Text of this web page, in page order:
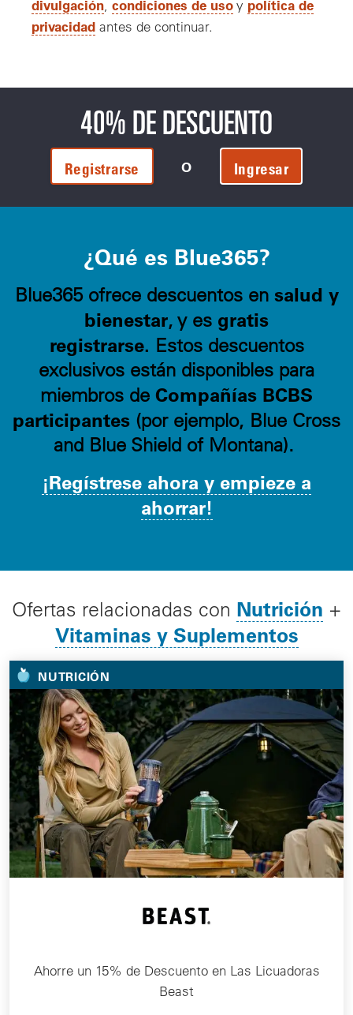
divulgación, condiciones de usoy política de
privacidad antes de continuar.
40% DE DESCUENTO
Registrarse O Ingresar
¿Qué es Blue365?
Blue365 ofrece descuentos en salud y
bienestar, y es gratis
registrarse. Estos descuentos
exclusivos están disponibles para
miembros de Compañías BCBS
participantes (por ejemplo, Blue Cross
and Blue Shield of Montana).
¡Regístrese ahora y empieze a
ahorrar!
Ofertas relacionadas con Nutrición +
Vitaminas y Suplementos
NUTRICIÓN
Ahorre un 15% de Descuento en Las Licuadoras
Beast